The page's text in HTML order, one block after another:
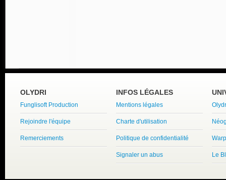
OLYDRI
Funglisoft Production
Rejoindre l'équipe
Remerciements
INFOS LÉGALES
Mentions légales
Charte d'utilisation
Politique de confidentialité
Signaler un abus Le